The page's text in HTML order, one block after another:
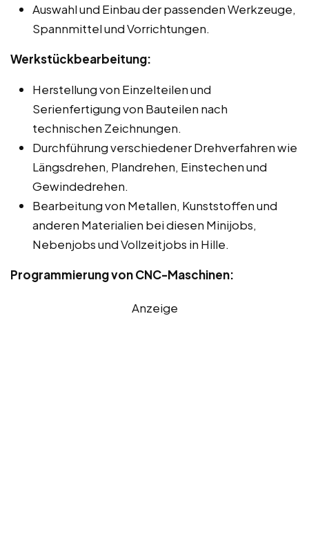
Auswahl und Einbau der passenden Werkzeuge,
Spannmittel und Vorrichtungen.
Werkstückbearbeitung:
Herstellung von Einzelteilen und
Serienfertigung von Bauteilen nach
technischen Zeichnungen.
Durchführung verschiedener Drehverfahren wie
Längsdrehen, Plandrehen, Einstechen und
Gewindedrehen.
Bearbeitung von Metallen, Kunststoffen und
anderen Materialien bei diesen Minijobs,
Nebenjobs und Vollzeitjobs in Hille.
Programmierung von CNC-Maschinen:
Anzeige